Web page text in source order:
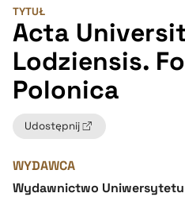
TYTUŁ
Acta
Lodziensis.
Polonica
Udostępnij
WYDAWCA
Wydawnictwo